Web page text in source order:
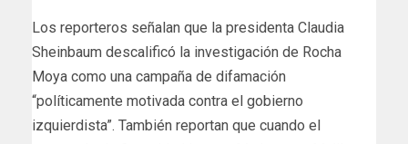
Los reporteros señalan que la presidenta Claudia
Sheinbaum descalificó la investigación de Rocha
Moya como una campaña de difamación
“políticamente motivada contra el gobierno
izquierdista”. También reportan que cuando el